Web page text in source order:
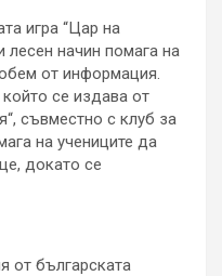
игра “Цар на
лесен начин помага на
от информация.
се издава от
съвместно с клуб за
на учениците да
докато се
от българската